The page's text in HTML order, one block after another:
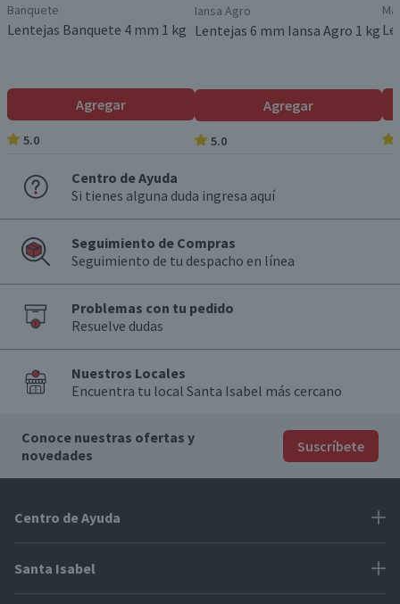
Banquete
Lentejas Banquete 4 mm 1 kg
Agregar
5.0
Iansa Agro
Lentejas 6 mm Iansa Agro 1 kg
Agregar
5.0
Centro de Ayuda
Si tienes alguna duda ingresa aquí
Seguimiento de Compras
Seguimiento de tu despacho en línea
Problemas con tu pedido
Resuelve dudas
Nuestros Locales
Encuentra tu local Santa Isabel más cercano
Conoce nuestras ofertas y
novedades
Suscríbete
Centro de Ayuda
Problemas con tu pedido
Santa Isabel